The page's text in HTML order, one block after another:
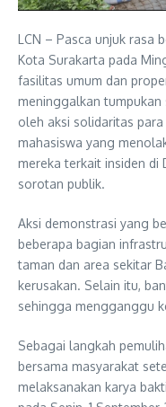
LCN – Pasca unjuk rasa
Kota Surakarta pada
fasilitas umum dan
meninggalkan tumpukan
oleh aksi solidaritas
mahasiswa yang
mereka terkait insiden di
sorotan publik.
Aksi demonstrasi yang
beberapa bagian
taman dan area sekitar
kerusakan. Selain itu,
sehingga mengganggu
Sebagai langkah
bersama masyarakat
melaksanakan karya